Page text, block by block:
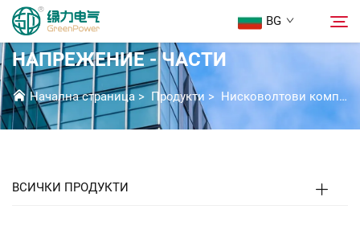
BG
Продукти
За Нас
ЕЛЕКТРИЧЕСКИ ТАБЛА ЗА НИСКО
НАПРЕЖЕНИЕ - ЧАСТИ
Начална страница > Продукти > Нисковолтови компоненти за разпределителни уредби
ВСИЧКИ ПРОДУКТИ